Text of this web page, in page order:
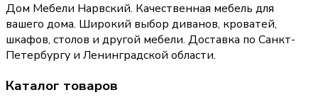
Дом Мебели Нарвский. Качественная мебель для
вашего дома. Широкий выбор диванов, кроватей,
шкафов, столов и другой мебели. Доставка по Санкт-
Петербургу и Ленинградской области.
Каталог товаров